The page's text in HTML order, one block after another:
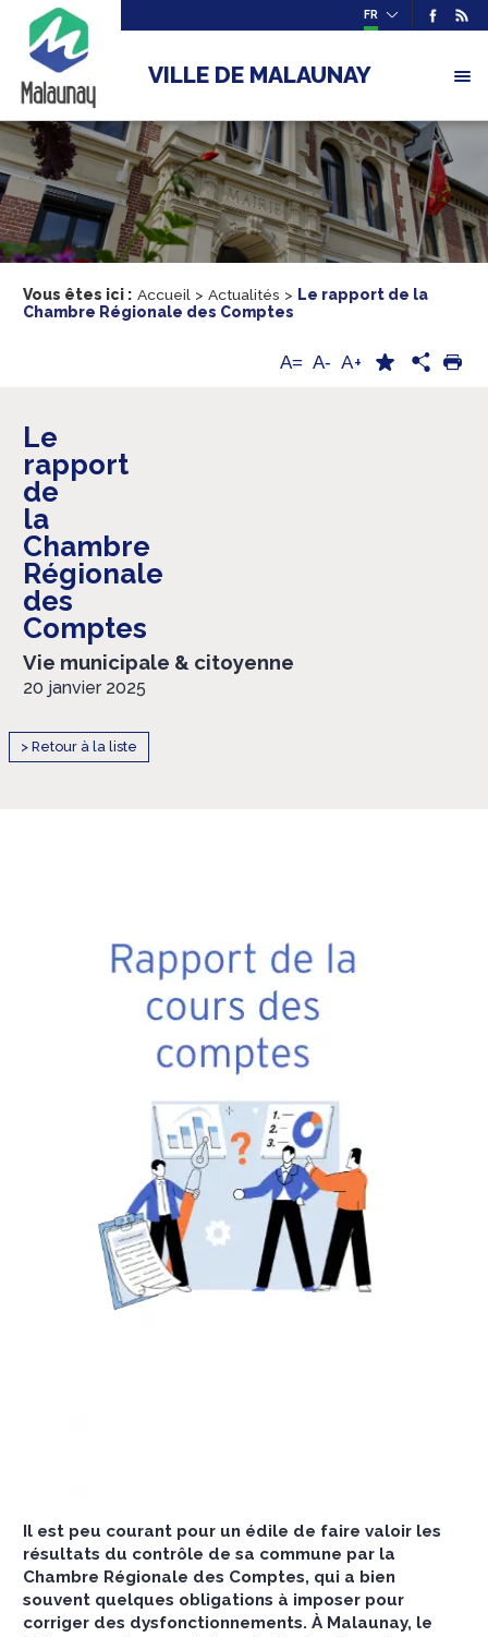
FR
VILLE DE MALAUNAY
Vous êtes ici : Accueil > Actualités > Le rapport de la
Chambre Régionale des Comptes
A= A- A+
Le
rapport
de
la
Chambre
Régionale
des
Comptes
Vie municipale & citoyenne
20 janvier 2025
> Retour à la liste
Il est peu courant pour un édile de faire valoir les
résultats du contrôle de sa commune par la
Chambre Régionale des Comptes, qui a bien
souvent quelques obligations à imposer pour
corriger des dysfonctionnements. À Malaunay, le